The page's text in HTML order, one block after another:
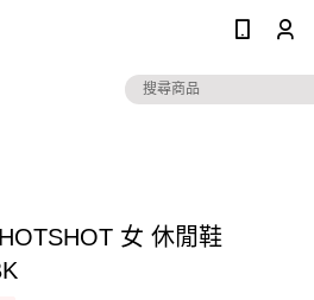
女 休閒鞋